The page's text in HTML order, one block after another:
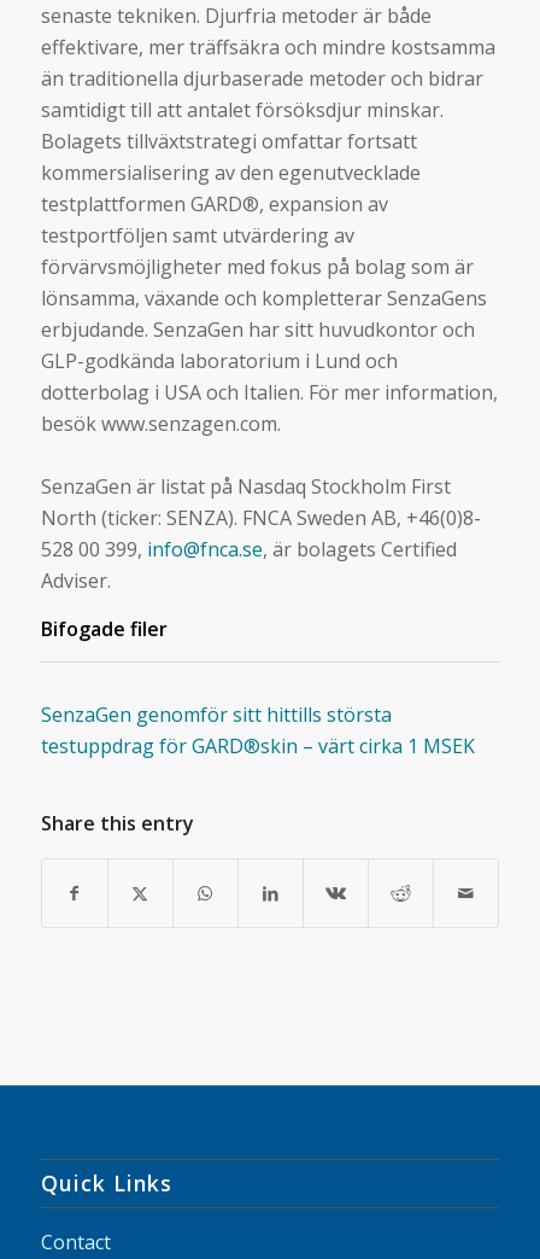
senaste tekniken. Djurfria metoder är både
effektivare, mer träffsäkra och mindre kostsamma
än traditionella djurbaserade metoder och bidrar
samtidigt till att antalet försöksdjur minskar.
Bolagets tillväxtstrategi omfattar fortsatt
kommersialisering av den egenutvecklade
testplattformen GARD®, expansion av
testportföljen samt utvärdering av
förvärvsmöjligheter med fokus på bolag som är
lönsamma, växande och kompletterar SenzaGens
erbjudande. SenzaGen har sitt huvudkontor och
GLP-godkända laboratorium i Lund och
dotterbolag i USA och Italien. För mer information,
besök www.senzagen.com.
SenzaGen är listat på Nasdaq Stockholm First
North (ticker: SENZA). FNCA Sweden AB, +46(0)8-
528 00 399, info@fnca.se, är bolagets Certified
Adviser.
Bifogade filer
SenzaGen genomför sitt hittills största
testuppdrag för GARD®skin – värt cirka 1 MSEK
Share this entry
Quick Links
Contact